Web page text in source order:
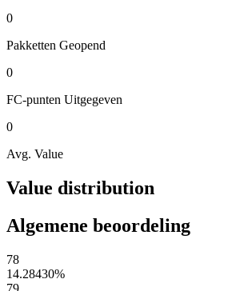
0
Pakketten Geopend
0
FC-punten Uitgegeven
0
Avg. Value
Value distribution
Algemene beoordeling
78
14.28430%
79